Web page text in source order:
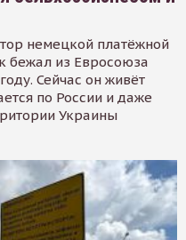
немецкой платёжной
бежал из Евросоюза
Сейчас он живёт
по России и даже
Украины